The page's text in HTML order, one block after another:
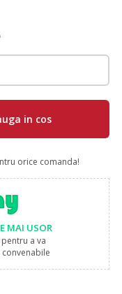
in cos
orice comanda!
MAI USOR
a va